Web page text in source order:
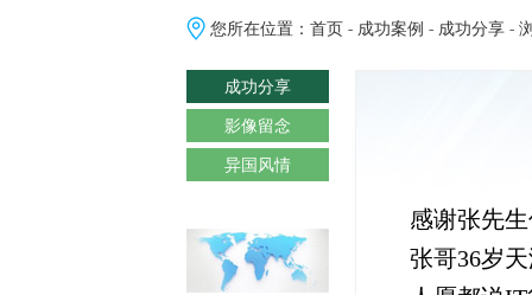
您所在位置： 首页 - 成功案例 - 成功分享 -
成功分享
影像留念
异国风情
感谢张先
张哥36岁